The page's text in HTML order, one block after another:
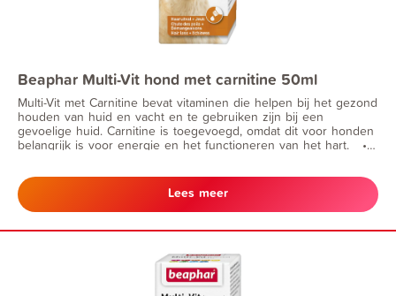
Beaphar Multi-Vit hond met carnitine 50ml
Multi-Vit met Carnitine bevat vitaminen die helpen bij het gezond
houden van huid en vacht en te gebruiken zijn bij een
gevoelige huid. Carnitine is toegevoegd, omdat dit voor honden
belangrijk is voor energie en het functioneren van het hart. •
Lees meer